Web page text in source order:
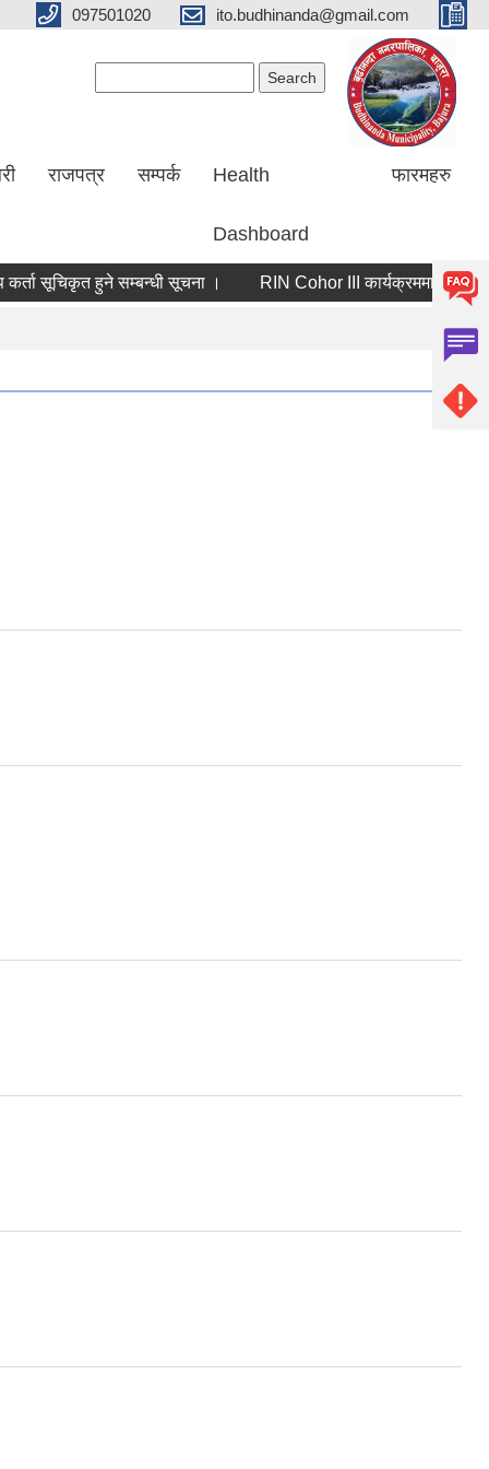
097501020 ito.budhinanda@gmail.com
राजपत्र सम्पर्क Health
Dashboard
फारमहरु
सूचिकृत हुने सम्बन्धी सूचना । RIN Cohor III कार्यक्रममा आवेदन आव्हान